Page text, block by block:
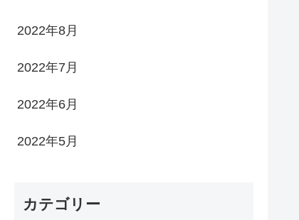
2022年8月
2022年7月
2022年6月
2022年5月
カテゴリー